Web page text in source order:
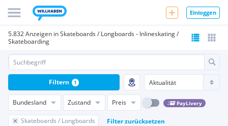
Einloggen
5.832 Anzeigen in Skateboards / Longboards - Inlineskating /
Skateboarding
Bundesland Zustand Preis PayLivery
Skateboards / Longboards Filter zurücksetzen
Filtern 1